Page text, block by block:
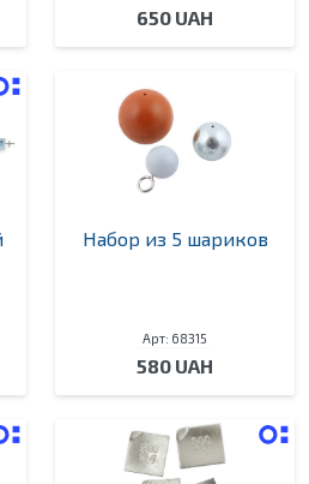
650 UAH
Набор из 5 шариков
Арт: 68315
580 UAH